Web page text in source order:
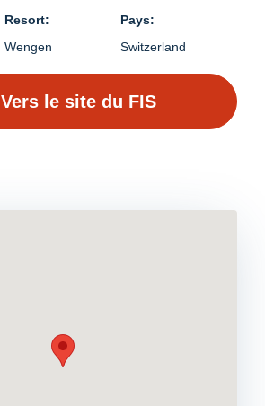
Resort:
Pays:
Wengen Switzerland
Vers le site du FIS